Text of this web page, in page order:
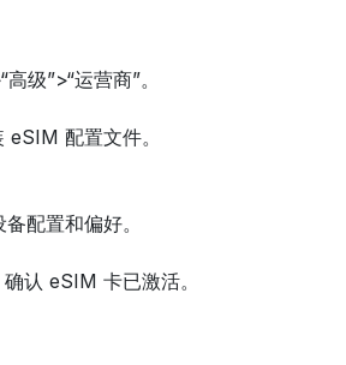
级”>“运营商”。
配置文件。
配置和偏好。
认 eSIM 卡已激活。